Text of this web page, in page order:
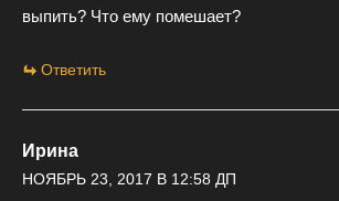
выпить? Что ему помешает?
Ответить
Ирина
НОЯБРЬ 23, 2017 В 12:58 ДП